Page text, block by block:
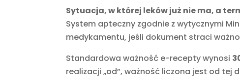
Sytuacja, w której leków już nie ma, a
System apteczny zgodnie z wytycznymi
medykamentu, jeśli dokument straci
Standardowa ważność e-recepty wynosi
realizacji „od”, ważność liczona jest od